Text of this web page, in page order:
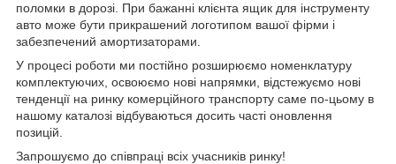
поломки в дорозі. При бажанні клієнта ящик для інструменту
авто може бути прикрашений логотипом вашої фірми і
забезпечений амортизаторами.
У процесі роботи ми постійно розширюємо номенклатуру
комплектуючих, освоюємо нові напрямки, відстежуємо нові
тенденції на ринку комерційного транспорту саме по-цьому в
нашому каталозі відбуваються досить часті оновлення
позицій.
Запрошуємо до співпраці всіх учасників ринку!